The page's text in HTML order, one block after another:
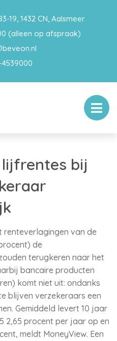
19, 1432 CN, Aalsmeer
(alleen op afspraak)
bij
renteverlagingen van de
de
terugkeren naar het
bancaire producten
komt niet uit: ondanks
blijven verzekeraars een
Gemiddeld levert 10 jaar
2,65 procent per jaar op en
meldt MoneyView. Een